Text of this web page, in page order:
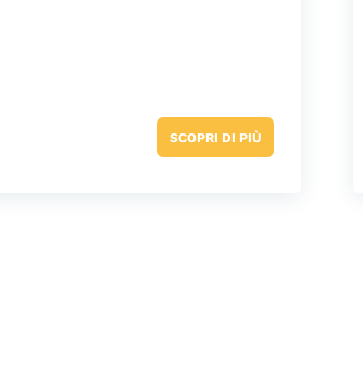
SCOPRI DI PIÙ